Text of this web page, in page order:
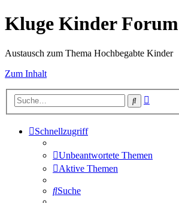
Kluge Kinder Forum
Austausch zum Thema Hochbegabte Kinder
Zum Inhalt
Suche
Schnellzugriff
Unbeantwortete Themen
Aktive Themen
Suche